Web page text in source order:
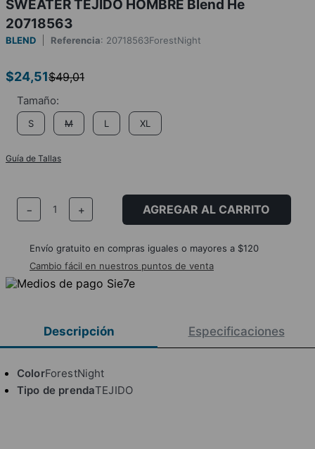
SWEATER TEJIDO HOMBRE Blend He
20718563
BLEND Referencia: 20718563ForestNight
$24,51$49,01
S M L XL
Guía de Tallas
＋
－ AGREGAR AL CARRITO
Envío gratuito en compras iguales o mayores a $120
Cambio fácil en nuestros puntos de venta
Descripción Especificaciones
ColorForestNight
Tipo de prendaTEJIDO